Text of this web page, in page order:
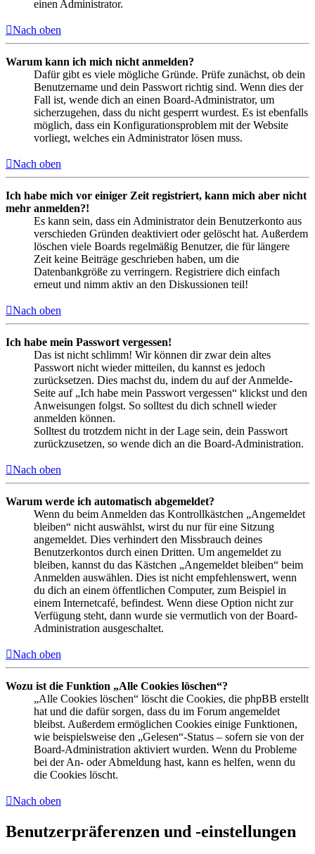
einen Administrator.
Nach oben
Warum kann ich mich nicht anmelden?
Dafür gibt es viele mögliche Gründe. Prüfe zunächst, ob dein
Benutzername und dein Passwort richtig sind. Wenn dies der
Fall ist, wende dich an einen Board-Administrator, um
sicherzugehen, dass du nicht gesperrt wurdest. Es ist ebenfalls
möglich, dass ein Konfigurationsproblem mit der Website
vorliegt, welches ein Administrator lösen muss.
Nach oben
Ich habe mich vor einiger Zeit registriert, kann mich aber nicht
mehr anmelden?!
Es kann sein, dass ein Administrator dein Benutzerkonto aus
verschieden Gründen deaktiviert oder gelöscht hat. Außerdem
löschen viele Boards regelmäßig Benutzer, die für längere
Zeit keine Beiträge geschrieben haben, um die
Datenbankgröße zu verringern. Registriere dich einfach
erneut und nimm aktiv an den Diskussionen teil!
Nach oben
Ich habe mein Passwort vergessen!
Das ist nicht schlimm! Wir können dir zwar dein altes
Passwort nicht wieder mitteilen, du kannst es jedoch
zurücksetzen. Dies machst du, indem du auf der Anmelde-
Seite auf „Ich habe mein Passwort vergessen“ klickst und den
Anweisungen folgst. So solltest du dich schnell wieder
anmelden können.
Solltest du trotzdem nicht in der Lage sein, dein Passwort
zurückzusetzen, so wende dich an die Board-Administration.
Nach oben
Warum werde ich automatisch abgemeldet?
Wenn du beim Anmelden das Kontrollkästchen „Angemeldet
bleiben“ nicht auswählst, wirst du nur für eine Sitzung
angemeldet. Dies verhindert den Missbrauch deines
Benutzerkontos durch einen Dritten. Um angemeldet zu
bleiben, kannst du das Kästchen „Angemeldet bleiben“ beim
Anmelden auswählen. Dies ist nicht empfehlenswert, wenn
du dich an einem öffentlichen Computer, zum Beispiel in
einem Internetcafé, befindest. Wenn diese Option nicht zur
Verfügung steht, dann wurde sie vermutlich von der Board-
Administration ausgeschaltet.
Nach oben
Wozu ist die Funktion „Alle Cookies löschen“?
„Alle Cookies löschen“ löscht die Cookies, die phpBB erstellt
hat und die dafür sorgen, dass du im Forum angemeldet
bleibst. Außerdem ermöglichen Cookies einige Funktionen,
wie beispielsweise den „Gelesen“-Status – sofern sie von der
Board-Administration aktiviert wurden. Wenn du Probleme
bei der An- oder Abmeldung hast, kann es helfen, wenn du
die Cookies löscht.
Nach oben
Benutzerpräferenzen und -einstellungen